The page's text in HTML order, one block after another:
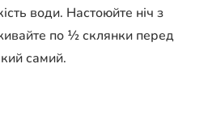
води. Настоюйте ніч з
по ½ склянки перед
самий.